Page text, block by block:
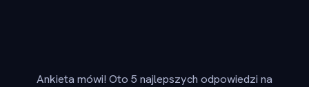
Ankieta mówi! Oto 5 najlepszych odpowiedzi na